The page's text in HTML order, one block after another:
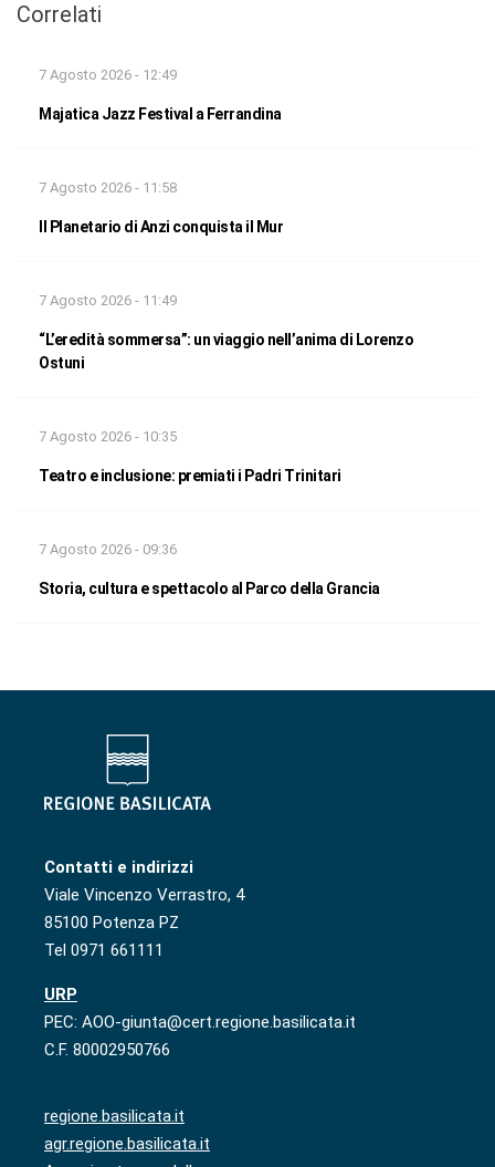
Correlati
7 Agosto 2026 - 12:49
Majatica Jazz Festival a Ferrandina
7 Agosto 2026 - 11:58
Il Planetario di Anzi conquista il Mur
7 Agosto 2026 - 11:49
“L’eredità sommersa”: un viaggio nell’anima di Lorenzo
Ostuni
7 Agosto 2026 - 10:35
Teatro e inclusione: premiati i Padri Trinitari
7 Agosto 2026 - 09:36
Storia, cultura e spettacolo al Parco della Grancia
Contatti e indirizzi
Viale Vincenzo Verrastro, 4
85100 Potenza PZ
Tel 0971 661111
URP
PEC: AOO-giunta@cert.regione.basilicata.it
C.F. 80002950766
regione.basilicata.it
agr.regione.basilicata.it